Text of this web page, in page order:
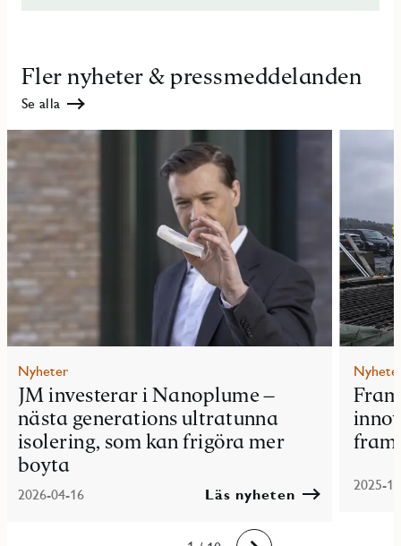
Fler nyheter & pressmeddelanden
Se alla
Nyheter
JM investerar i Nanoplume –
nästa generations ultratunna
isolering, som kan frigöra mer
boyta
2026-04-16 Läs nyheten
2025-